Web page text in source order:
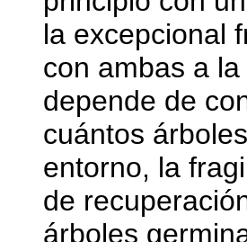
la excepcional
con ambas a
depende de
cuántos
entorno, la
de
árboles